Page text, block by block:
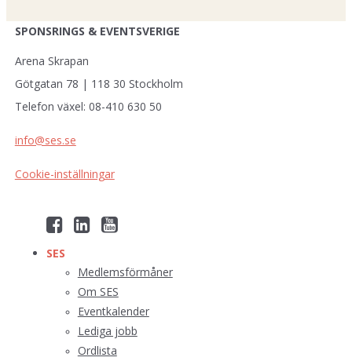
SPONSRINGS & EVENTSVERIGE
Arena Skrapan
Götgatan 78 | 118 30 Stockholm
Telefon växel: 08-410 630 50
info@ses.se
Cookie-inställningar
SES
Medlemsförmåner
Om SES
Eventkalender
Lediga jobb
Ordlista